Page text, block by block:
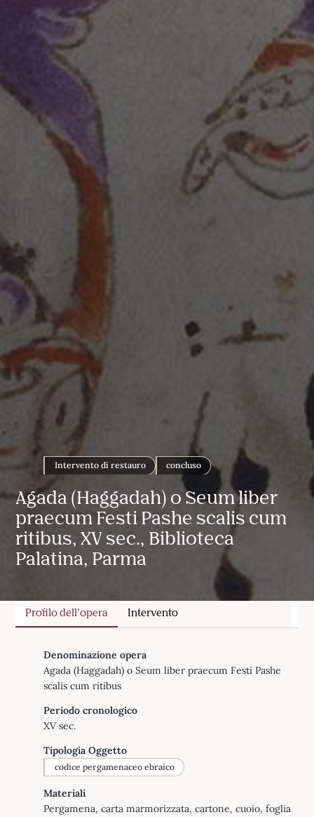
Agada (Haggadah) o Seum liber
praecum Festi Pashe scalis cum
ritibus, XV sec., Biblioteca
Palatina, Parma
Intervento di restauro concluso
Profilo dell’opera Intervento
Denominazione opera
Agada (Haggadah) o Seum liber praecum Festi Pashe
scalis cum ritibus
Periodo cronologico
XV sec.
Tipologia Oggetto
codice pergamenaceo ebraico
Materiali
Pergamena, carta marmorizzata, cartone, cuoio, foglia